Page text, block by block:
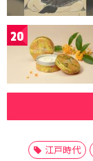
20
江戸時代